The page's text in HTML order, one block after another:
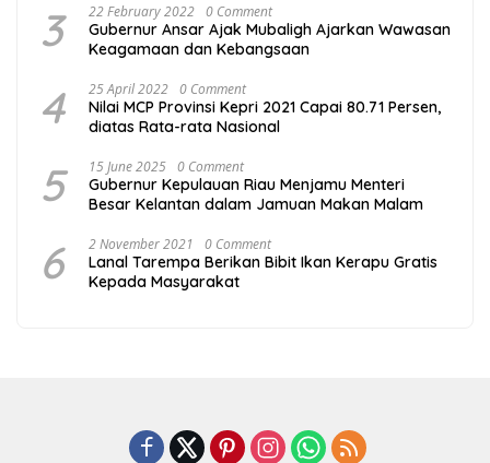
3 22 February 2022 0 Comment
Gubernur Ansar Ajak Mubaligh Ajarkan Wawasan
Keagamaan dan Kebangsaan
4 25 April 2022 0 Comment
Nilai MCP Provinsi Kepri 2021 Capai 80.71 Persen,
diatas Rata-rata Nasional
5 15 June 2025 0 Comment
Gubernur Kepulauan Riau Menjamu Menteri
Besar Kelantan dalam Jamuan Makan Malam
6 2 November 2021 0 Comment
Lanal Tarempa Berikan Bibit Ikan Kerapu Gratis
Kepada Masyarakat